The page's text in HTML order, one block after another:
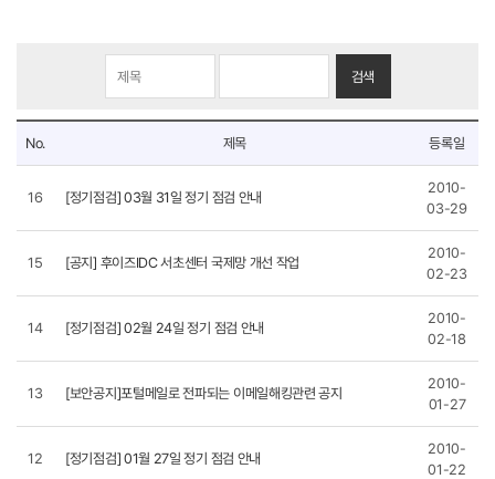
검색
지No. 제목 등록일
16 [정기점검] 03월 31일 정기 점검 안내
2010-
03-29
15 [공지] 후이즈IDC 서초센터 국제망 개선 작업
2010-
02-23
14 [정기점검] 02월 24일 정기 점검 안내
2010-
02-18
13 [보안공지]포털메일로 전파되는 이메일해킹관련 공지
2010-
01-27
12 [정기점검] 01월 27일 정기 점검 안내
2010-
01-22